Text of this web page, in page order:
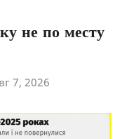
не по месту
7, 2026